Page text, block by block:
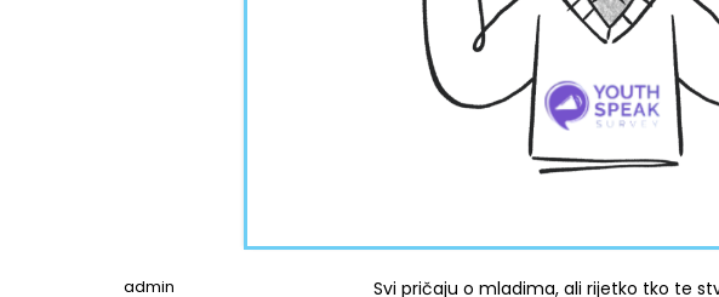
Svi pričaju o mladima, ali rijetko tko te
admin